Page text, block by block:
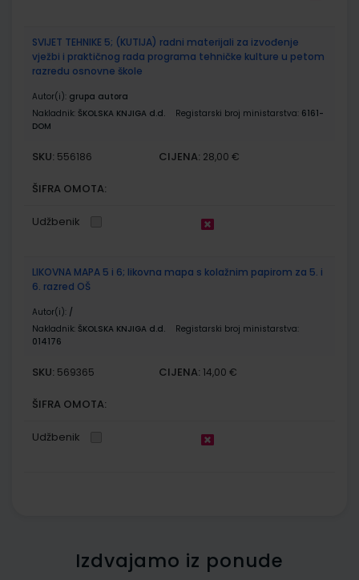
SVIJET TEHNIKE 5; (KUTIJA) radni materijali za izvođenje
vježbi i praktičnog rada programa tehničke kulture u petom
razredu osnovne škole
Autor(i): grupa autora
Nakladnik: ŠKOLSKA KNJIGA d.d. Registarski broj ministarstva: 6161-
DOM
SKU: 556186 CIJENA: 28,00 €
ŠIFRA OMOTA:
Udžbenik
LIKOVNA MAPA 5 i 6; likovna mapa s kolažnim papirom za 5. i
6. razred OŠ
Autor(i): /
Nakladnik: ŠKOLSKA KNJIGA d.d.
Registarski broj ministarstva:
014176
SKU: 569365 CIJENA: 14,00 €
ŠIFRA OMOTA:
Udžbenik
Izdvajamo iz ponude